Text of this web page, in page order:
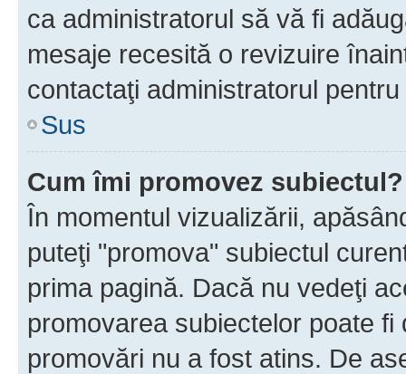
ca administratorul să vă fi
mesaje recesită o revizuire
contactaţi administratorul
Sus
Cum îmi promovez subiectul?
În momentul vizualizării,
puteţi "promova" subiectul
prima pagină. Dacă nu vedeţi
promovarea subiectelor poate
promovări nu a fost atins. De